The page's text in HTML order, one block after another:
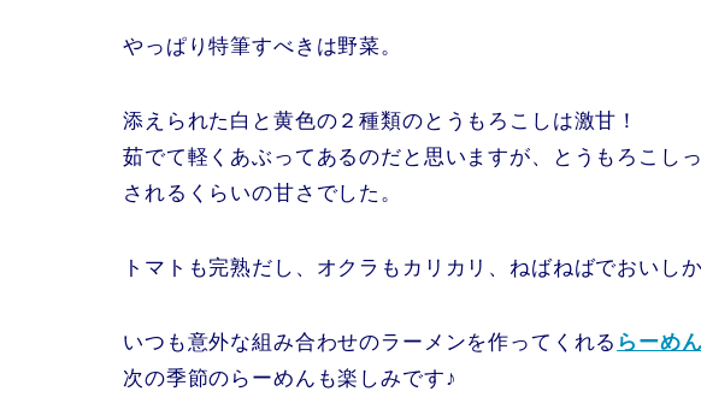
やっぱり特筆すべきは野菜。
添えられた白と黄色の２種類のとうもろこしは激甘！
茹でて軽くあぶってあるのだと思いますが、とうもろこし
されるくらいの甘さでした。
トマトも完熟だし、オクラもカリカリ、ねばねばでおいしか
いつも意外な組み合わせのラーメンを作ってくれる らーめ
次の季節のらーめんも楽しみです♪